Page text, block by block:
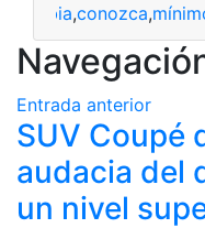
,conozca,
Entrada anterior
SUV Coupé
audacia del
un nivel